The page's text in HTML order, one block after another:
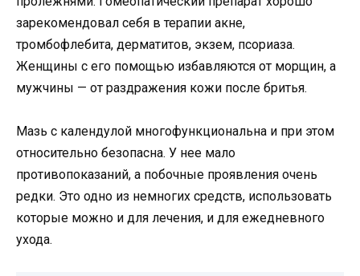
зарекомендовал себя в терапии акне,
тромбофлебита, дерматитов, экзем, псориаза.
Женщины с его помощью избавляются от морщин, а
мужчины — от раздражения кожи после бритья.
Мазь с календулой многофункциональна и при этом
относительно безопасна. У нее мало
противопоказаний, а побочные проявления очень
редки. Это одно из немногих средств, использовать
которые можно и для лечения, и для ежедневного
ухода.